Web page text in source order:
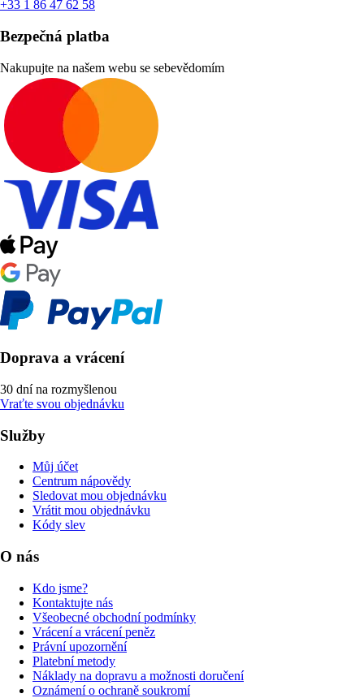
+33 1 86 47 62 58
Bezpečná platba
Nakupujte na našem webu se sebevědomím
Doprava a vrácení
30 dní na rozmyšlenou
Vraťte svou objednávku
Služby
Můj účet
Centrum nápovědy
Sledovat mou objednávku
Vrátit mou objednávku
Kódy slev
O nás
Kdo jsme?
Kontaktujte nás
Všeobecné obchodní podmínky
Vrácení a vrácení peněz
Právní upozornění
Platební metody
Náklady na dopravu a možnosti doručení
Oznámení o ochraně soukromí